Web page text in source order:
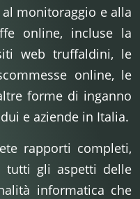
monitoraggio e alla
online, incluse la
web truffaldini, le
online, le
forme di inganno
e aziende in Italia.
rapporti completi,
tutti gli aspetti delle
informatica che